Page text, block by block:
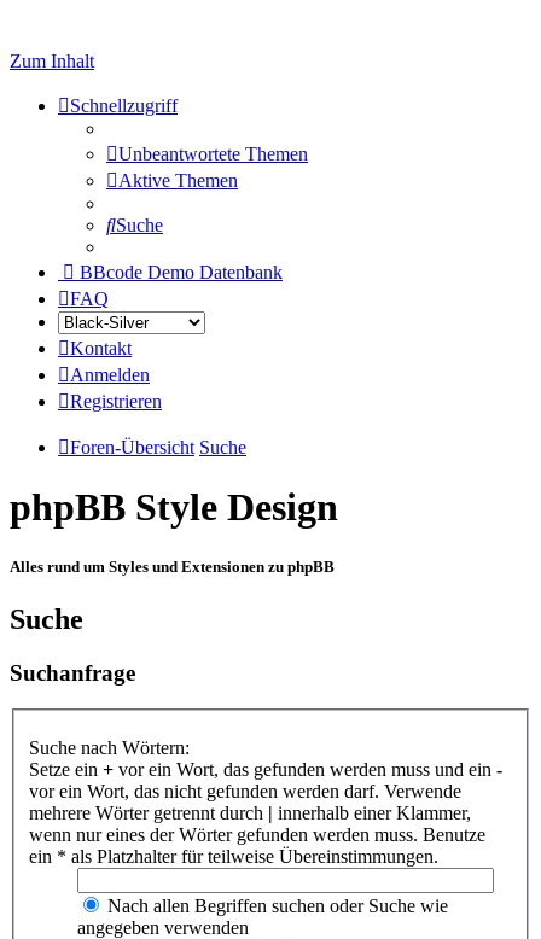
Zum Inhalt
Schnellzugriff
Unbeantwortete Themen
Aktive Themen
Suche
BBcode Demo Datenbank
FAQ
Kontakt
Anmelden
Registrieren
Foren-Übersicht Suche
phpBB Style Design
Alles rund um Styles und Extensionen zu phpBB
Suche
Suchanfrage
Suche nach Wörtern:
Setze ein + vor ein Wort, das gefunden werden muss und ein -
vor ein Wort, das nicht gefunden werden darf. Verwende
mehrere Wörter getrennt durch | innerhalb einer Klammer,
wenn nur eines der Wörter gefunden werden muss. Benutze
ein * als Platzhalter für teilweise Übereinstimmungen.
Nach allen Begriffen suchen oder Suche wie
angegeben verwenden